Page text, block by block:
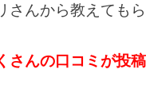
さんから教えても
さんの口コミが投